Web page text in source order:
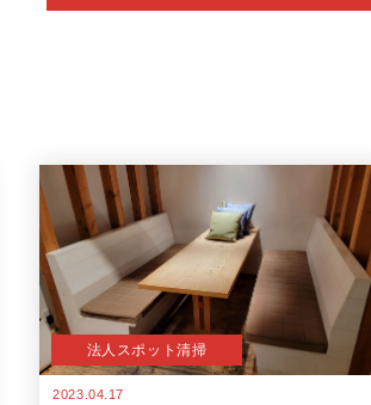
法人スポット清掃
2023.04.17